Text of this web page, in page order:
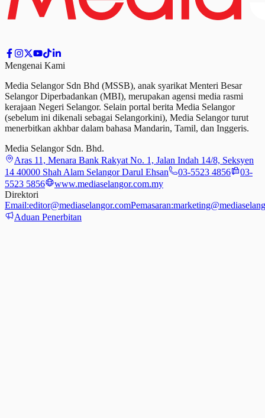
Mengenai Kami
Media Selangor Sdn Bhd (MSSB), anak syarikat Menteri Besar
Selangor Diperbadankan (MBI), merupakan agensi media rasmi
kerajaan Negeri Selangor. Selain portal berita Media Selangor
(sebelum ini dikenali sebagai Selangorkini), Media Selangor turut
menerbitkan akhbar dalam bahasa Mandarin, Tamil, dan Inggeris.
Media Selangor Sdn. Bhd.
Aras 11, Menara Bank Rakyat No. 1, Jalan Indah 14/8, Seksyen
14 40000 Shah Alam Selangor Darul Ehsan
03-5523 4856
03-
5523 5856
www.mediaselangor.com.my
Direktori
Email:editor@mediaselangor.comPemasaran:
Aduan Penerbitan